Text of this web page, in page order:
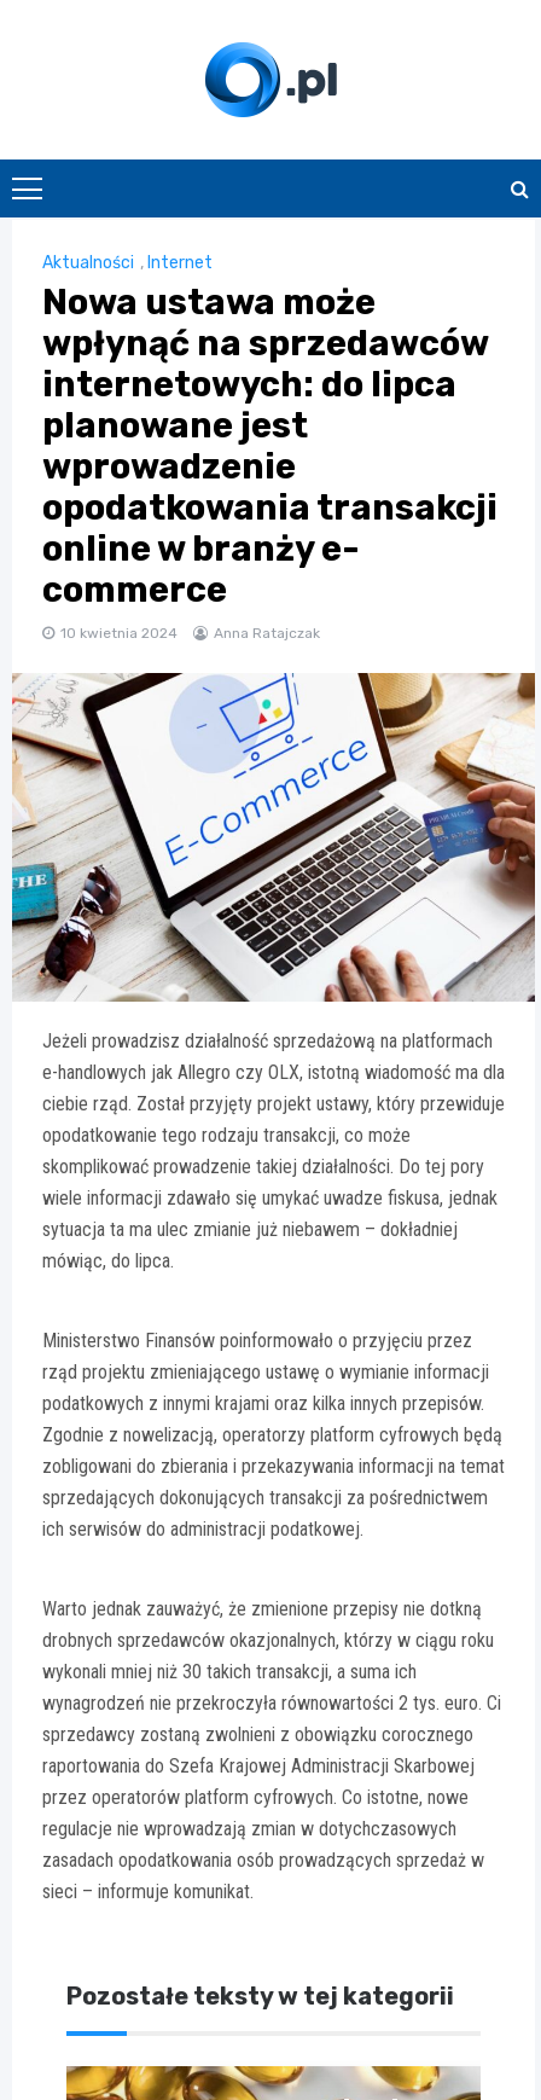
O.pl
Aktualności , Internet
Nowa ustawa może
wpłynąć na sprzedawców
internetowych: do lipca
planowane jest
wprowadzenie
opodatkowania transakcji
online w branży e-
commerce
10 kwietnia 2024 Anna Ratajczak
Jeżeli prowadzisz działalność sprzedażową na platformach
e-handlowych jak Allegro czy OLX, istotną wiadomość ma dla
ciebie rząd. Został przyjęty projekt ustawy, który przewiduje
opodatkowanie tego rodzaju transakcji, co może
skomplikować prowadzenie takiej działalności. Do tej pory
wiele informacji zdawało się umykać uwadze fiskusa, jednak
sytuacja ta ma ulec zmianie już niebawem – dokładniej
mówiąc, do lipca.
Ministerstwo Finansów poinformowało o przyjęciu przez
rząd projektu zmieniającego ustawę o wymianie informacji
podatkowych z innymi krajami oraz kilka innych przepisów.
Zgodnie z nowelizacją, operatorzy platform cyfrowych będą
zobligowani do zbierania i przekazywania informacji na temat
sprzedających dokonujących transakcji za pośrednictwem
ich serwisów do administracji podatkowej.
Warto jednak zauważyć, że zmienione przepisy nie dotkną
drobnych sprzedawców okazjonalnych, którzy w ciągu roku
wykonali mniej niż 30 takich transakcji, a suma ich
wynagrodzeń nie przekroczyła równowartości 2 tys. euro. Ci
sprzedawcy zostaną zwolnieni z obowiązku corocznego
raportowania do Szefa Krajowej Administracji Skarbowej
przez operatorów platform cyfrowych. Co istotne, nowe
regulacje nie wprowadzają zmian w dotychczasowych
zasadach opodatkowania osób prowadzących sprzedaż w
sieci – informuje komunikat.
Pozostałe teksty w tej kategorii